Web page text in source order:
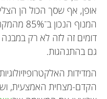
אופן, אף שסך הכול הן
המנוף
דומים זה לזה לא רק
גם בהתנהגות.
המדידות
הקדם-מצחית האמצעית,